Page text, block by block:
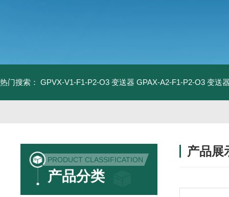
热门搜索： GPVX-V1-F1-P2-O3 变送器 GPAX-A2-F1-P2-O3 变送
PRODUCT CLASSIFICATION
产品分类
产品展